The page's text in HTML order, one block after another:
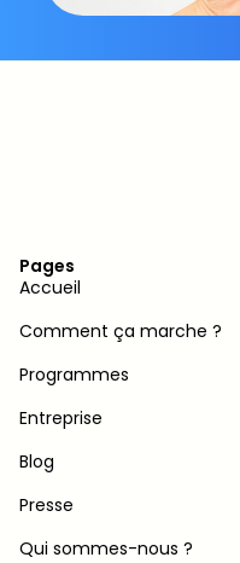
Pages
Accueil
Comment ça marche ?
Programmes
Entreprise
Blog
Presse
Qui sommes-nous ?